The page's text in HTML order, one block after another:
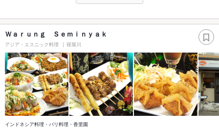
Ｗａｒｕｎｇ Ｓｅｍｉｎｙａｋ
アジア・エスニック料理 寝屋川
インドネシア料理・バリ料理・香里園